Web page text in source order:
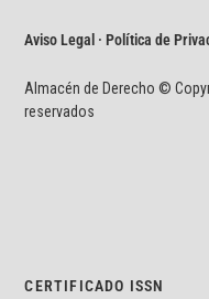
Aviso Legal · Política de
Almacén de Derecho ©
reservados
CERTIFICADO ISSN